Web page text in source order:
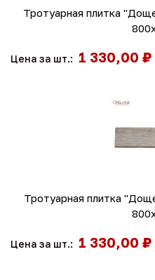
Тротуарная плитка
Цена за шт.: 1 330,00 ₽
Тротуарная плитка
Цена за шт.: 1 330,00 ₽